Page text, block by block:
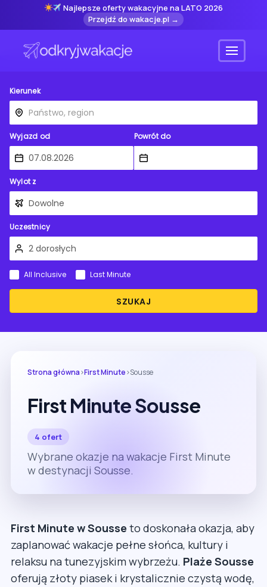
Najlepsze oferty wakacyjne na LATO 2026
Przejdź do wakacje.pl →
Menu
Kierunek
Wyjazd od Powrót do
Wylot z
Uczestnicy
SZUKAJ
All Inclusive Last Minute
Strona główna›First Minute›Sousse
First Minute Sousse
4 ofert
Wybrane okazje na wakacje First Minute
w destynacji Sousse.
First Minute w Sousse to doskonała okazja, aby
zaplanować wakacje pełne słońca, kultury i
relaksu na tunezyjskim wybrzeżu. Plaże Sousse
oferują złoty piasek i krystalicznie czystą wodę,